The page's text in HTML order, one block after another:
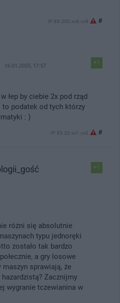
IP: 89.200.xx6.xx8 #
+1
16.01.2025, 17:57
łep by ciebie 2x pod rząd
to podatek od tych którzy
: )
IP: 83.20.xx1.xx0 #
+1
różni się absolutnie
typu jednoręki
zostało tak bardzo
a gry losowe
sprawiają, że
Zacznijmy
wygranie tczewianina w